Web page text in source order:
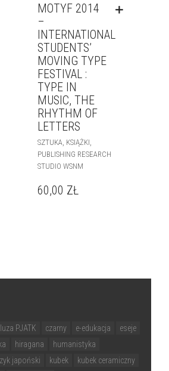
MOTYF 2014
–
INTERNATIONAL
STUDENTS’
MOVING TYPE
FESTIVAL :
TYPE IN
MUSIC, THE
RHYTHM OF
LETTERS
SZTUKA KSIĄŻKI
PUBLISHING RESEARCH
STUDIO WSNM
60,00 ZŁ
PJATK czarny e-edukacja
eseje
hiragana
humanistyka
japoński kubek kubek ceramiczny